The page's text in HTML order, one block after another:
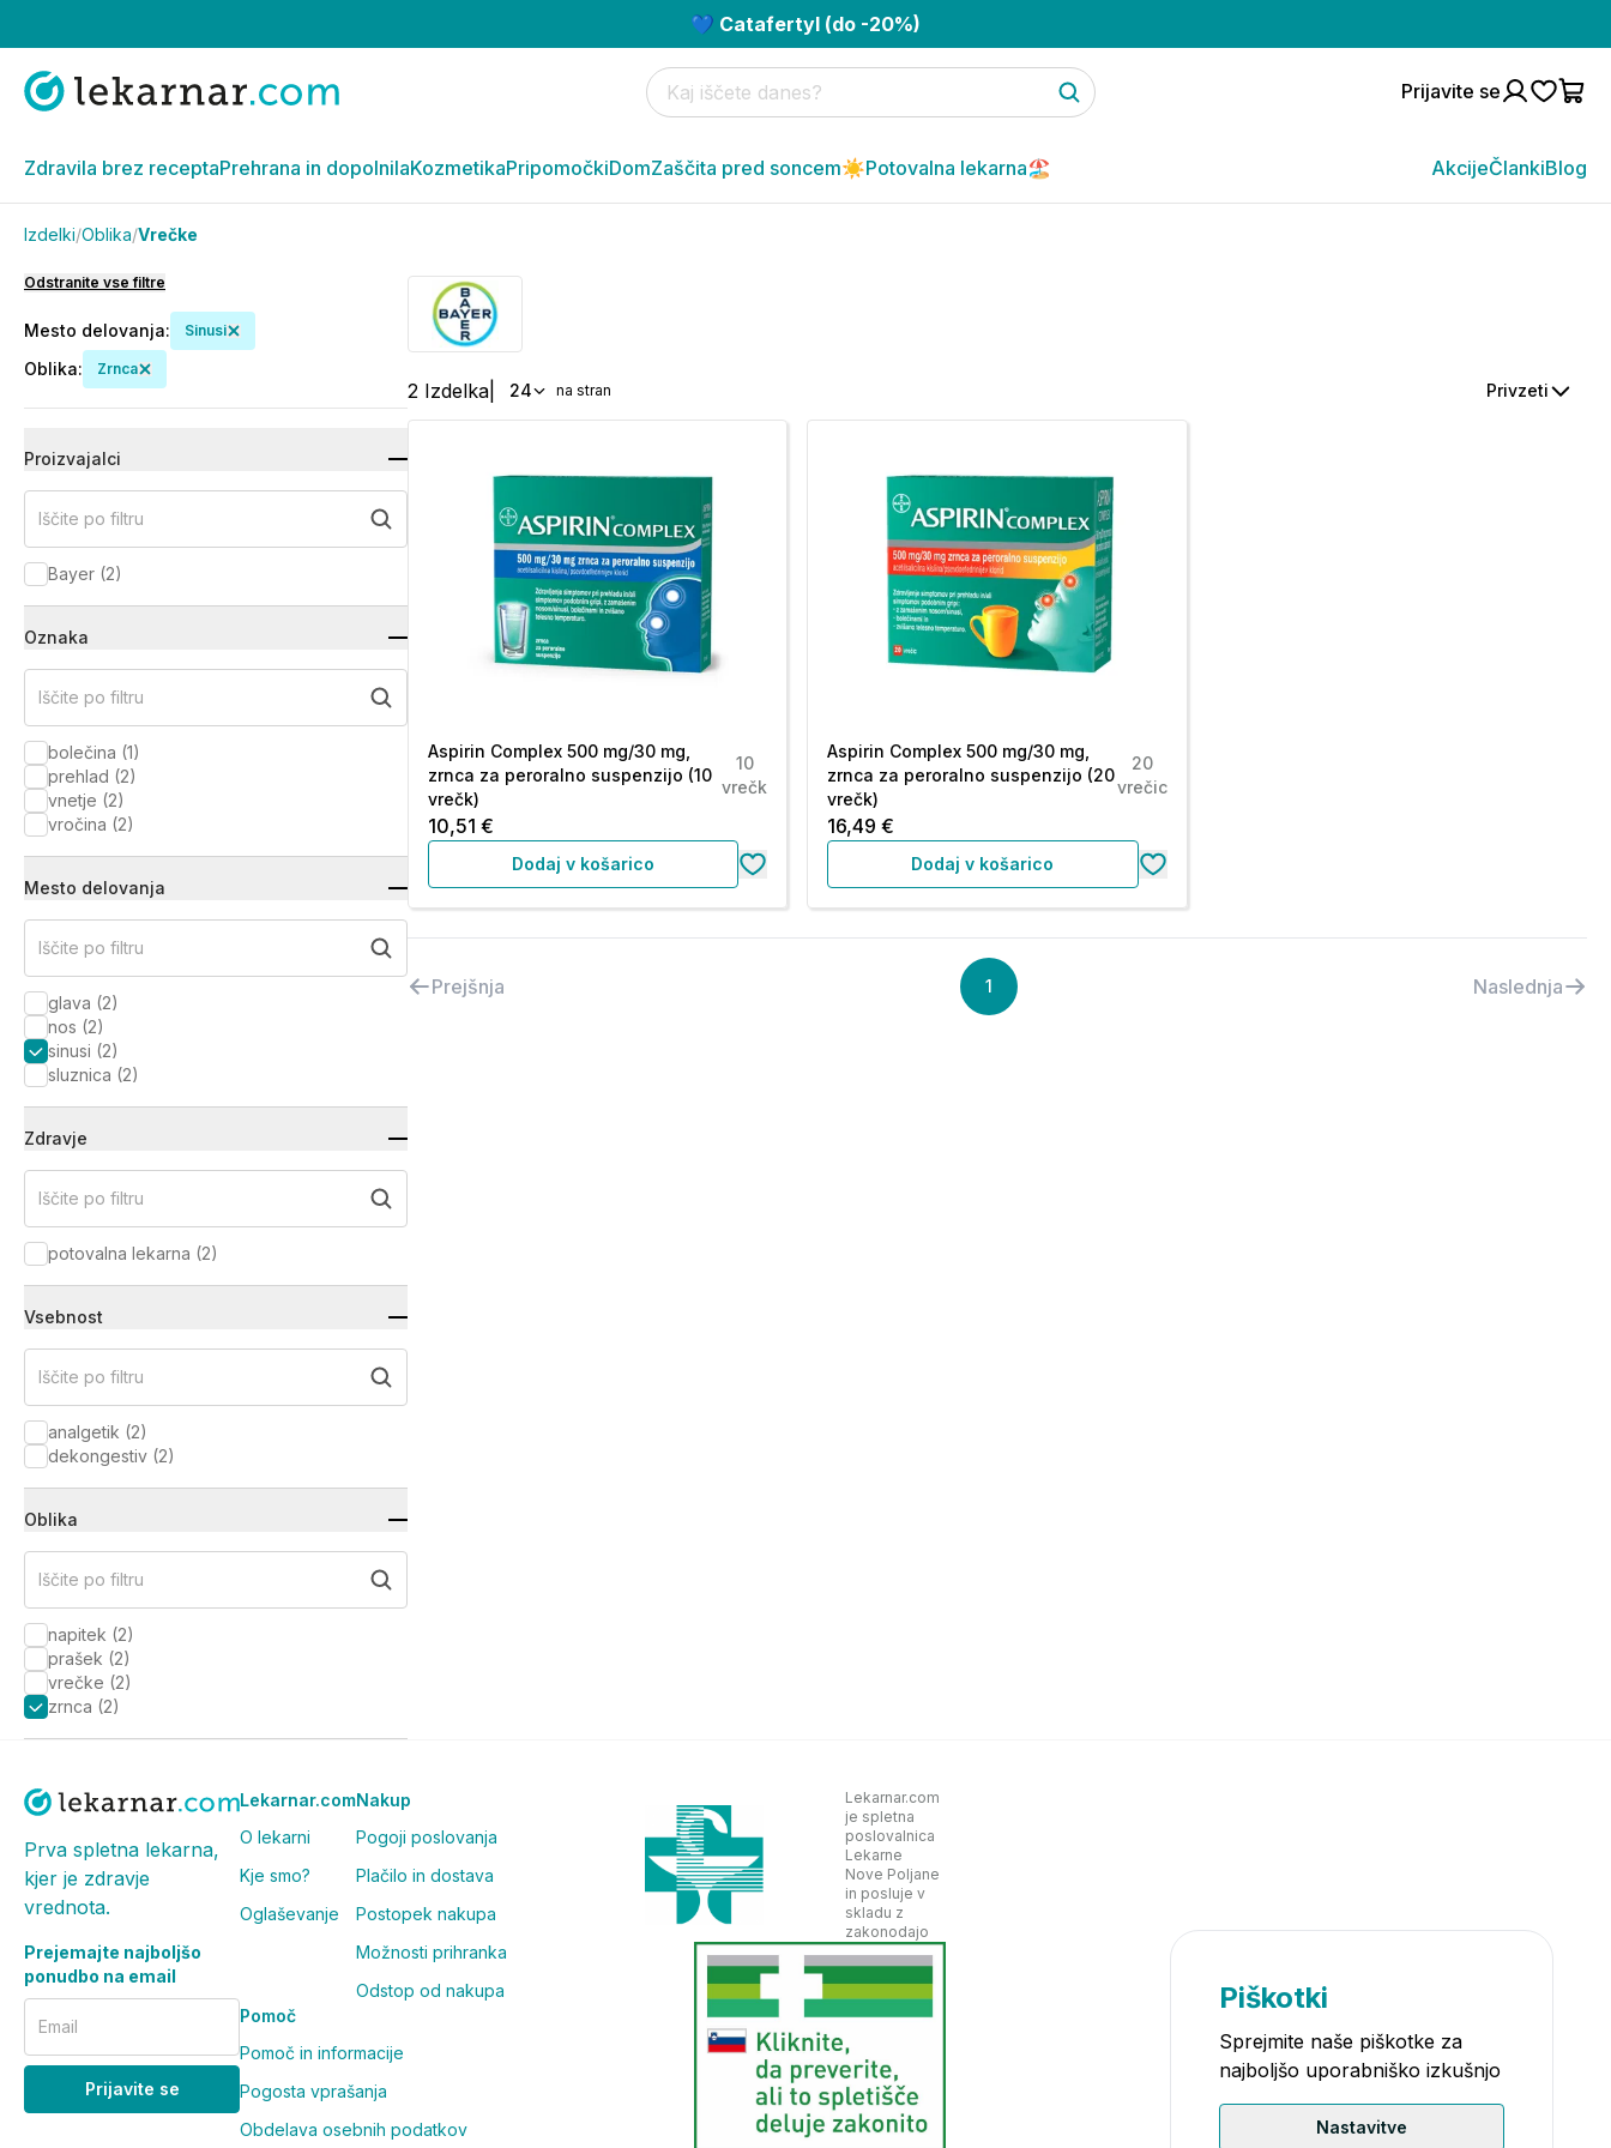
💙 Catafertyl (do -20%)
Prijavite se
Zdravila brez receptaPrehrana in dopolnilaKozmetikaPripomočkiDomZaščita pred soncem☀️Potovalna lekarna🏖️ AkcijeČlankiBlog
Izdelki/Oblika/Vrečke
Odstranite vse filtre
Mesto delovanja: Sinusi
Oblika: Zrnca
Proizvajalci
Iščite po filtru
Bayer (2)
Oznaka
Iščite po filtru
bolečina (1)
prehlad (2)
vnetje (2)
vročina (2)
Mesto delovanja
Iščite po filtru
glava (2)
nos (2)
sinusi (2)
sluznica (2)
Zdravje
Iščite po filtru
potovalna lekarna (2)
Vsebnost
Iščite po filtru
analgetik (2)
dekongestiv (2)
Oblika
Iščite po filtru
napitek (2)
prašek (2)
vrečke (2)
zrnca (2)
2 Izdelka 24 na stran Privzeti
Aspirin Complex 500 mg/30 mg,
zrnca za peroralno suspenzijo (10
vrečk)
10
vrečk
10,51 €
Dodaj v košarico
Aspirin Complex 500 mg/30 mg,
zrnca za peroralno suspenzijo (20
vrečk)
20
vrečic
16,49 €
Dodaj v košarico
Prejšnja 1 Naslednja
Prva spletna lekarna,
kjer je zdravje
vrednota.
Prejemajte najboljšo
ponudbo na email
Email
Prijavite se
Lekarnar.com
O lekarni
Kje smo?
Oglaševanje
Nakup
Pogoji poslovanja
Plačilo in dostava
Postopek nakupa
Možnosti prihranka
Odstop od nakupa
Pomoč
Pomoč in informacije
Pogosta vprašanja
Obdelava osebnih podatkov
Lekarnar.com
je spletna
poslovalnica
Lekarne
Nove Poljane
in posluje v
skladu z
zakonodajo
Piškotki
Sprejmite naše piškotke za
najboljšo uporabniško izkušnjo
Nastavitve